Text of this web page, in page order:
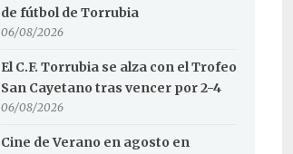
de fútbol de Torrubia
06/08/2026
El C.F. Torrubia se alza con el Trofeo
San Cayetano tras vencer por 2-4
06/08/2026
Cine de Verano en agosto en